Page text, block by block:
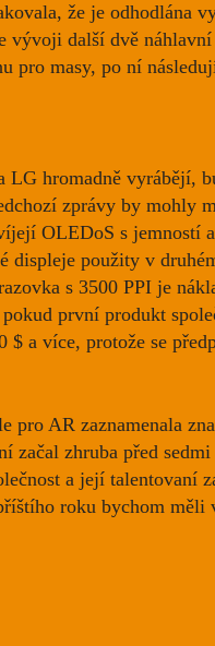
že je odhodlána
vývoji další dvě
pro masy, po ní
LG hromadně vyrábějí,
zprávy by mohly
OLEDoS s jemností
displeje použity v
s 3500 PPI je
první produkt
$ a více, protože se
pro AR zaznamenala
začal zhruba před
a její talentovaní
roku bychom